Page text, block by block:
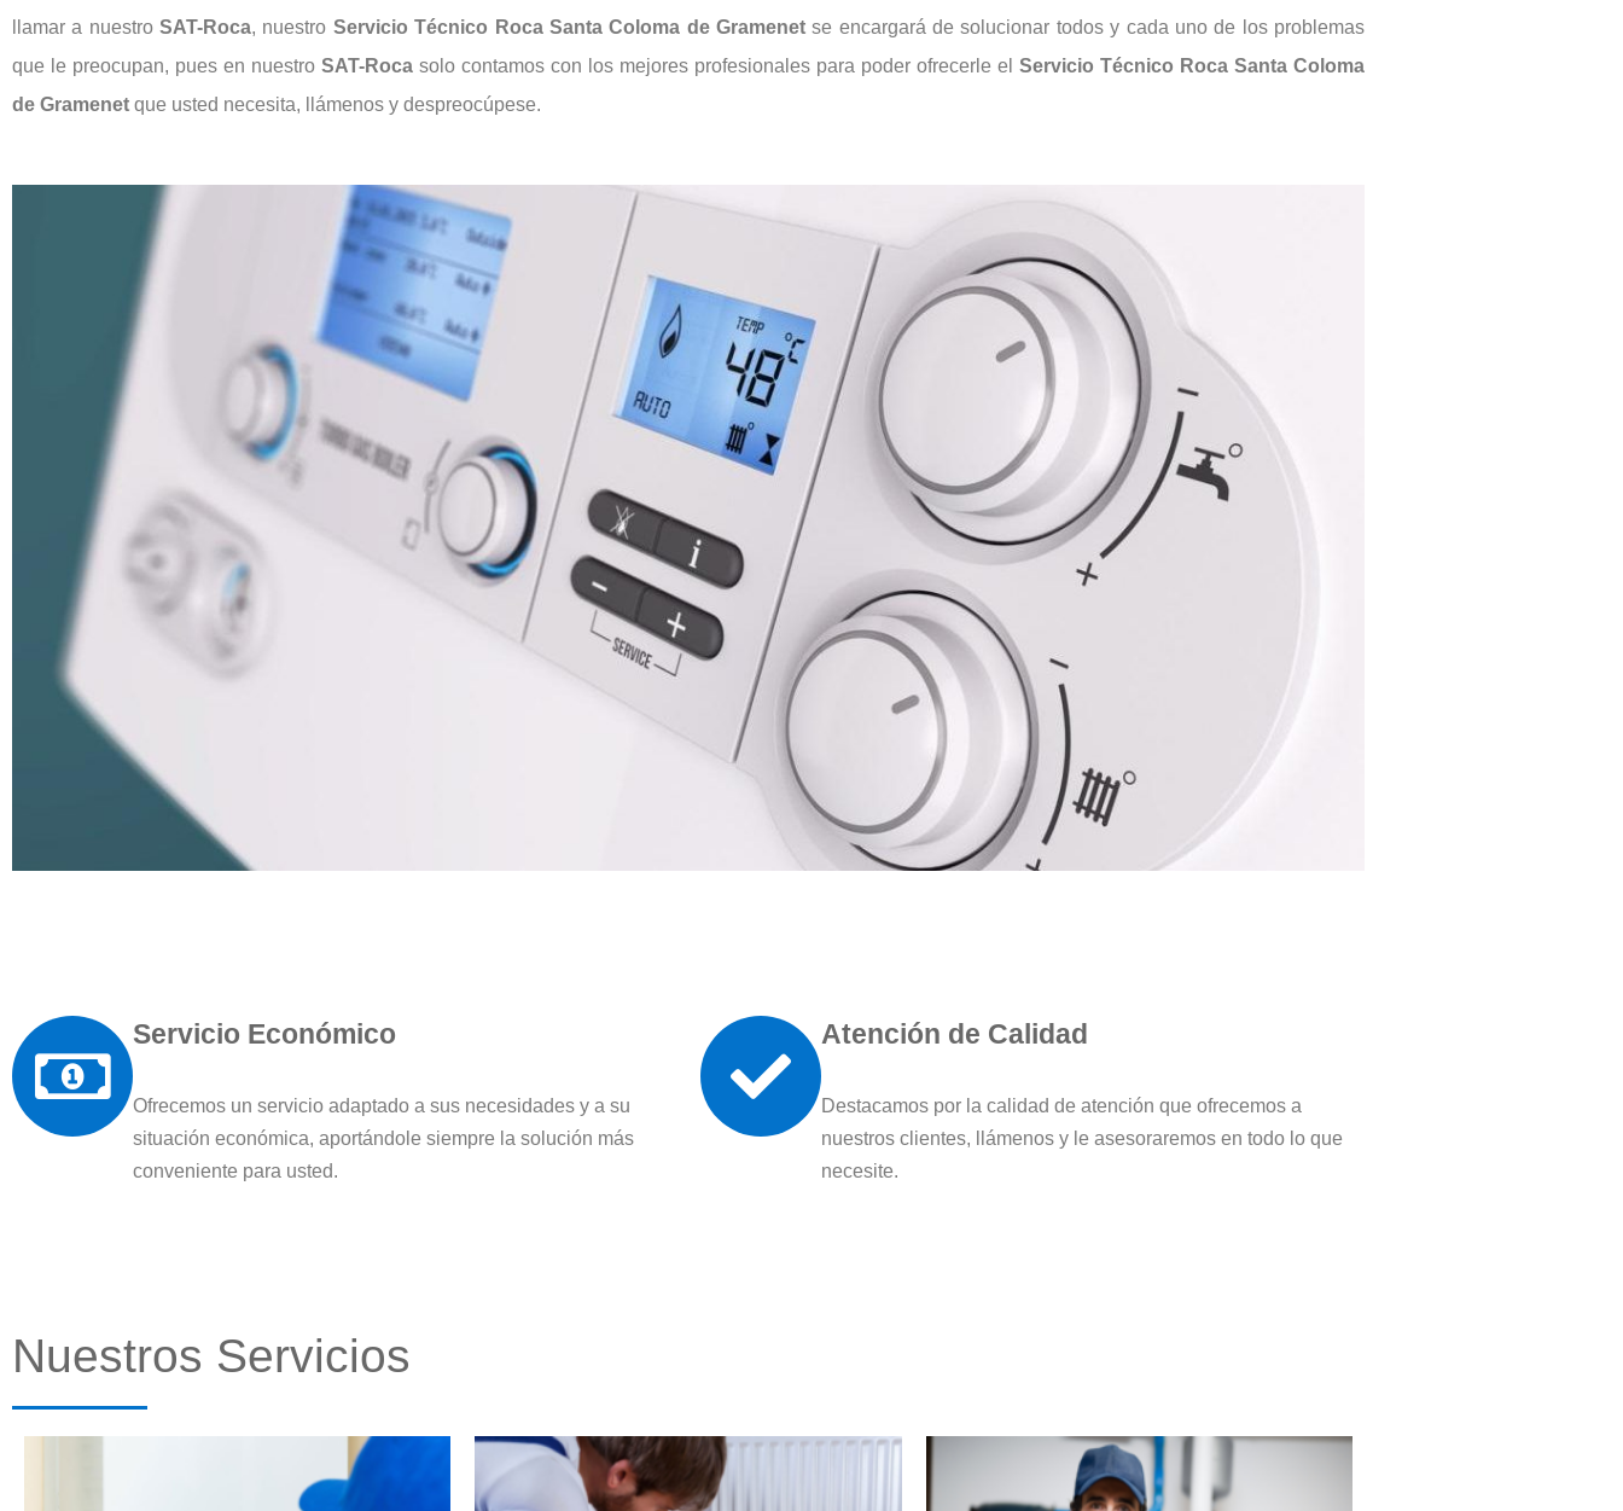
llamar a nuestroSAT-Roca, nuestro Servicio Técnico Roca Santa Coloma de Gramenet se encargará de solucionar todos y cada uno de los problemas
que le preocupan, pues en nuestro SAT-Roca solo contamos con los mejores profesionales para poder ofrecerle el Servicio Técnico Roca Santa Coloma
de Gramenet que usted necesita, llámenos y despreocúpese.
Servicio Económico
Ofrecemos un servicio adaptado a sus necesidades y a su
situación económica, aportándole siempre la solución más
conveniente para usted.
Atención de Calidad
Destacamos por la calidad de atención que ofrecemos a
nuestros clientes, llámenos y le asesoraremos en todo lo que
necesite.
Nuestros Servicios